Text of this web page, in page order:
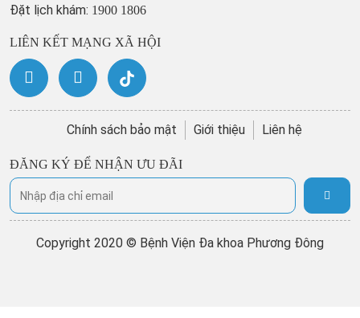
Đặt lịch khám: 1900 1806
LIÊN KẾT MẠNG XÃ HỘI
Chính sách bảo mật Giới thiệu Liên hệ
ĐĂNG KÝ ĐỂ NHẬN ƯU ĐÃI
Copyright 2020 © Bệnh Viện Đa khoa Phương Đông